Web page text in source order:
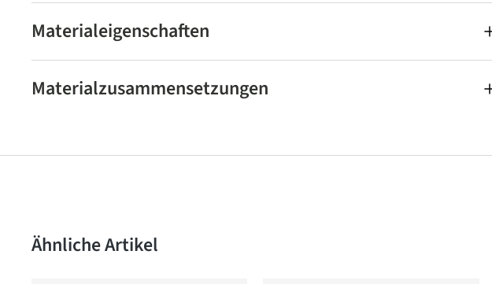
Materialeigenschaften
Materialzusammensetzungen
Produktgalerie überspringen
Ähnliche Artikel